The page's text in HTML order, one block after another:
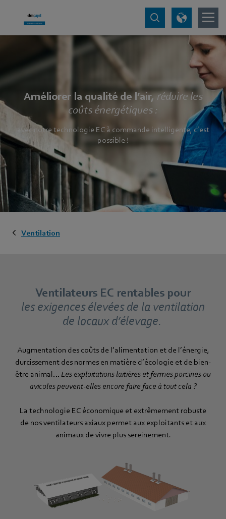
Améliorer la qualité de l’air,réduire les
coûts énergétiques :
avec notre technologie EC à commande intelligente, c’est
possible !
Ventilation
Ventilateurs EC rentables pour
les exigences élevées de la ventilation
de locaux d’élevage.
Augmentation des coûts de l’alimentation et de l’énergie,
durcissement des normes en matière d’écologie et de bien-
être animal… Les exploitations laitières et fermes porcines ou
avicoles peuvent-elles encore faire face à tout cela ?
La technologie EC économique et extrêmement robuste
de nos ventilateurs axiaux permet aux exploitants et aux
animaux de vivre plus sereinement.